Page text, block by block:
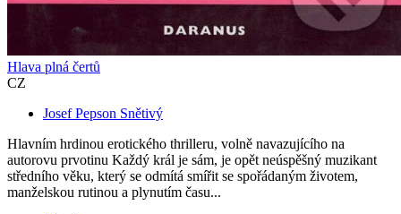
Hlava plná čertů
CZ
Josef Pepson Snětivý
Hlavním hrdinou erotického thrilleru, volně navazujícího na
autorovu prvotinu Každý král je sám, je opět neúspěšný muzikant
středního věku, který se odmítá smířit se spořádaným životem,
manželskou rutinou a plynutím času...